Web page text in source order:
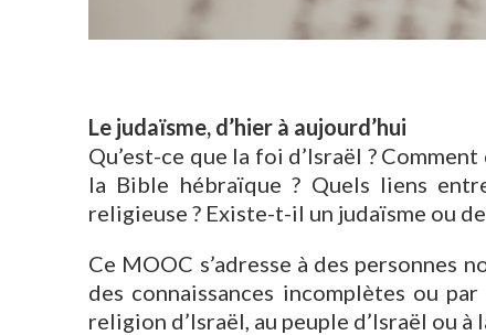
Le judaïsme, d’hier à aujourd’hui
Qu’est-ce que la foi d’Israël ?
la Bible hébraïque ? Quels liens
religieuse ? Existe-t-il un judaïsme ou
Ce MOOC s’adresse à des personnes
des connaissances incomplètes ou
religion d’Israël, au peuple d’Israël ou à